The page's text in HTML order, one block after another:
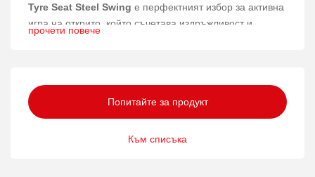
Tyre Seat Steel Swing е перфектният избор за активна
игра на открито, който съчетава издръжливост и
комфорт. Тази люлка с гума предлага вълнуващо
Материали и конструкция
PP въже, HDPE и гума, тази люлка гарантира висока
прочети повече
Попитайте за продукт
Към списъка